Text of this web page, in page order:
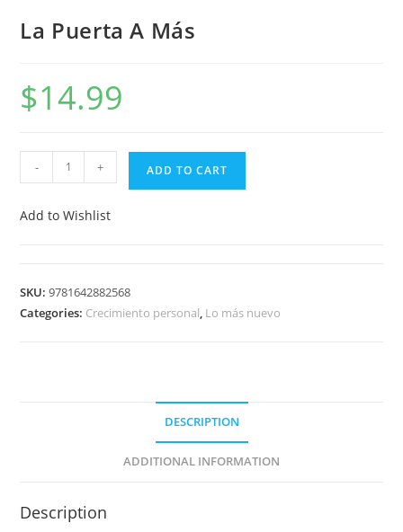
La Puerta A Más
$14.99
- + ADD TO CART
Add to Wishlist
SKU:9781642882568
Categories: Crecimiento personal, Lo más nuevo
DESCRIPTION
ADDITIONAL INFORMATION
Description